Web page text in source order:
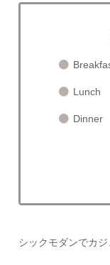
Lunch
Dinner
シックモダンでカジ